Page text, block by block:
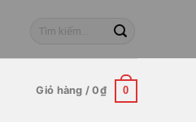
Tìm
Giỏ hàng /0₫ 0